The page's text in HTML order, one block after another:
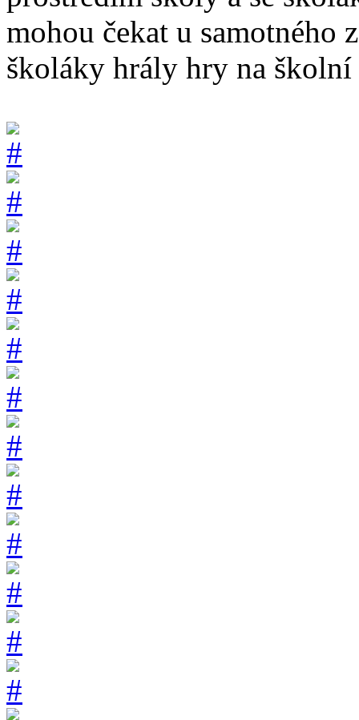
mohou čekat u samotného
školáky hrály hry na školní